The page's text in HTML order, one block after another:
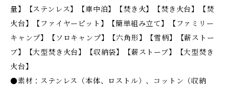
量】【ステンレス】【車中泊】【焚き火】【焚き火台】【焚
火台】【ファイヤーピット】【簡単組み立て】【ファミリー
キャンプ】【ソロキャンプ】【六角形】【雪柄】【薪ストー
ブ】【大型焚き火台】【収納袋】【薪ストーブ】【大型焚き
火台】
●素材：ステンレス（本体、ロストル）、コットン（収納